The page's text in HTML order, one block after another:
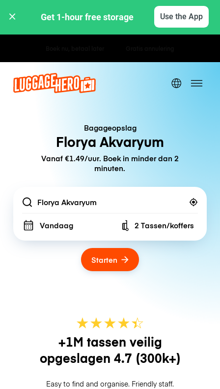
Get 1-hour free storage Use the App
Bagageopslag
Florya Akvaryum
Vanaf €1.49/uur. Boek in minder dan 2
minuten.
Location
Vandaag Number of bags
2 Tassen/koffers
Starten
★★★★☆
★
+1M tassen veilig
opgeslagen 4.7 (300k+)
Easy to find and organise. Friendly staff.